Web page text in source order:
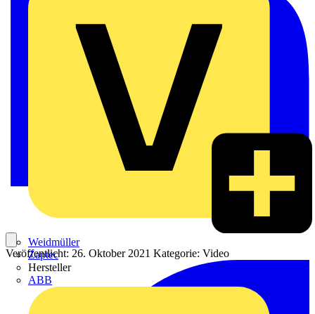
Weidmüller
Zaptec
Hersteller
ABB
Veröffentlicht: 26. Oktober 2021 Kategorie: Video